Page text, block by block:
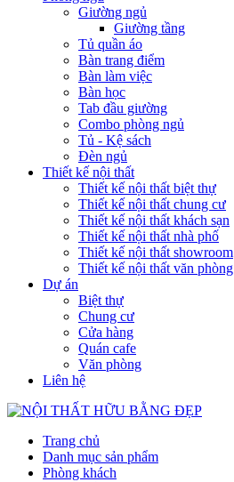
Giường ngủ
Giường tầng
Tủ quần áo
Bàn trang điểm
Bàn làm việc
Bàn học
Tab đầu giường
Combo phòng ngủ
Tủ - Kệ sách
Đèn ngủ
Thiết kế nội thất
Thiết kế nội thất biệt thự
Thiết kế nội thất chung cư
Thiết kế nội thất khách sạn
Thiết kế nội thất nhà phố
Thiết kế nội thất showroom
Thiết kế nội thất văn phòng
Dự án
Biệt thự
Chung cư
Cửa hàng
Quán cafe
Văn phòng
Liên hệ
Trang chủ
Danh mục sản phẩm
Phòng khách